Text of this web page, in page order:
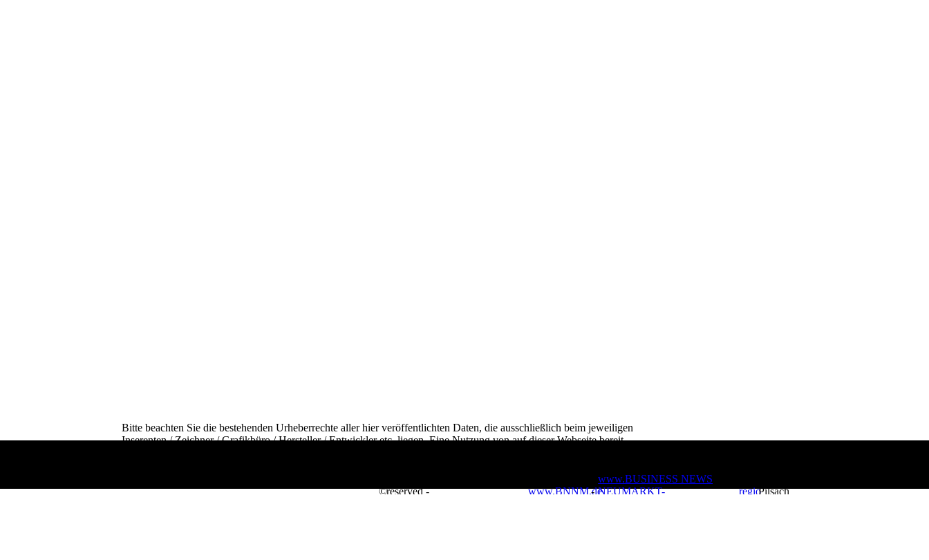
©reserved -
www.BNNM.de
-
www.BUSINESS NEWS
NEUMARKT-
regioPilsach
Bitte beachten Sie die bestehenden Urheberrechte aller hier veröffentlichten Daten, die ausschließlich beim jeweiligen
Inserenten / Zeichner / Grafikbüro / Hersteller / Entwickleretc. liegen. Eine Nutzung von auf dieser Webseite bereit